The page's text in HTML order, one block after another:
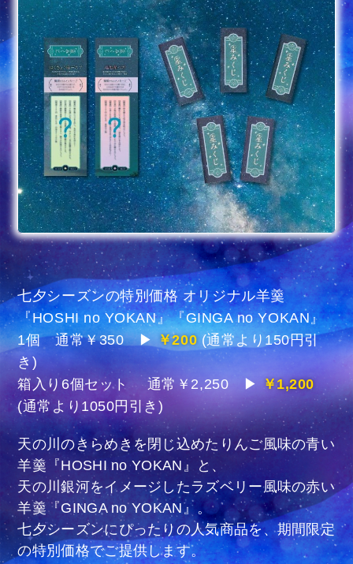
七夕シーズンの特別価格 オリジナル羊羹
『HOSHI no YOKAN』『GINGA no YOKAN』
1個 通常￥350 ▶
￥200(通常より150円引
き)
箱入り6個セット 通常￥2,250 ▶
￥1,200
(通常より1050円引き)
天の川のきらめきを閉じ込めたりんご風味の青い
羊羹『HOSHI no YOKAN』と、
天の川銀河をイメージしたラズベリー風味の赤い
羊羹『GINGA no YOKAN』。
七夕シーズンにぴったりの人気商品を、期間限定
の特別価格でご提供します。